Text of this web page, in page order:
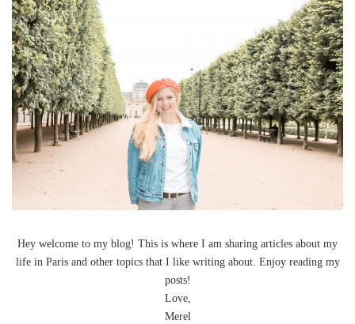
Hey welcome to my blog! This is where I am sharing articles about my
life in Paris and other topics that I like writing about. Enjoy reading my
posts!
Love,
Merel